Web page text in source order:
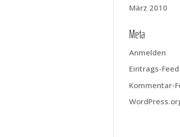
März 2010
Meta
Anmelden
Eintrags-Feed
Kommentar-